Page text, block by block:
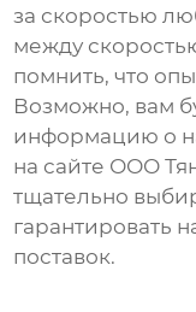
за скоростью
между
помнить, что
Возможно, вам
информацию о
на сайте ООО
тщательно
гарантировать
поставок.